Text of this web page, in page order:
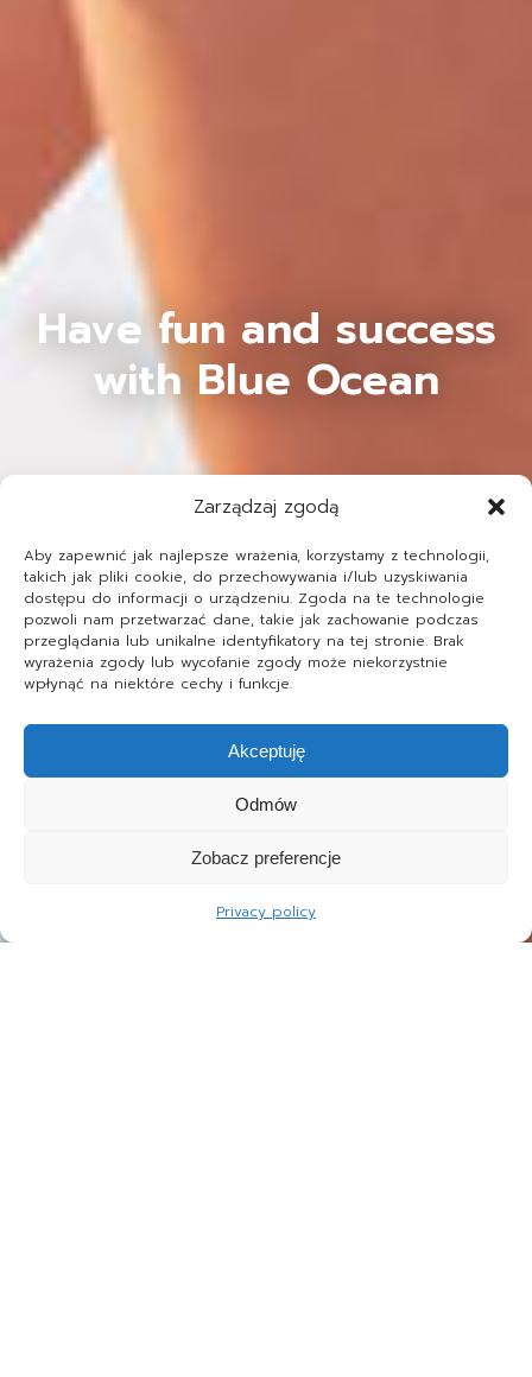
Zarządzaj zgodą
Aby zapewnić jak najlepsze wrażenia, korzystamy z technologii,
takich jak pliki cookie, do przechowywania i/lub uzyskiwania
dostępu do informacji o urządzeniu. Zgoda na te technologie
pozwoli nam przetwarzać dane, takie jak zachowanie podczas
przeglądania lub unikalne identyfikatory na tej stronie. Brak
wyrażenia zgody lub wycofanie zgody może niekorzystnie
wpłynąć na niektóre cechy i funkcje.
Akceptuję
Odmów
Zobacz preferencje
Privacy policy
Have fun and success
with Blue Ocean